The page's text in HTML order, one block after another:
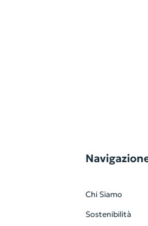
Chi Siamo
Sostenibilità